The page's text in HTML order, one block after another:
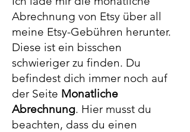
Abrechnung von Etsy über all
meine Etsy-Gebühren herunter.
Diese ist ein bisschen
schwieriger zu finden. Du
befindest dich immer noch auf
der Seite Monatliche
Abrechnung. Hier musst du
beachten, dass du einen